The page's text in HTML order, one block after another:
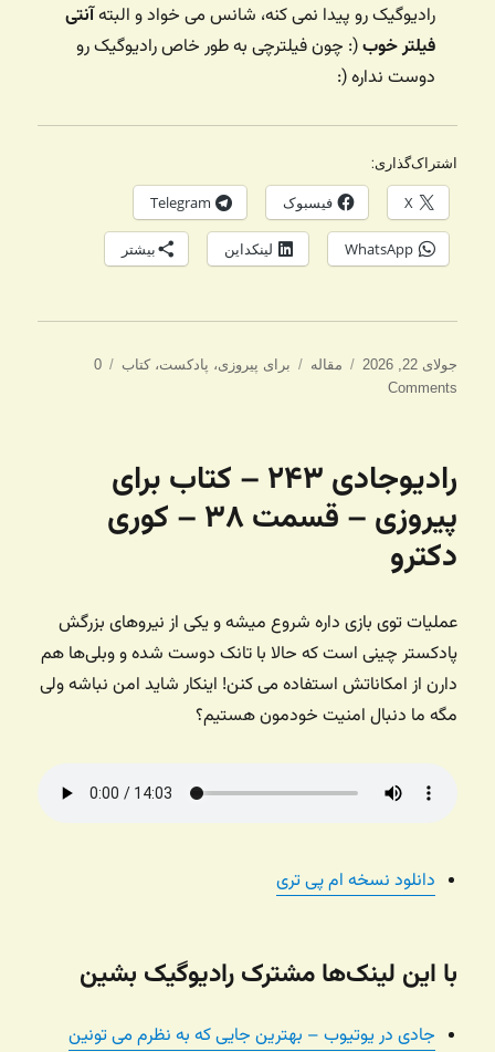
رادیوگیک رو پیدا نمی کنه، شانس می خواد و البتهآنتی
فیلتر خوب(: چون فیلترچی به طور خاص رادیوگیک رو
دوست نداره (:
اشتراک‌گذاری:
X فیسبوک Telegram
WhatsApp لینکداین بیشتر
ارسال
شده
جولای 22, 2026 دسته‌ها
مقاله برچسب‌ها
برای پیروزی، پادکست،کتاب
0
Comments
رادیوجادی ۲۴۳ – کتاب برای
پیروزی – قسمت ۳۸ – کوری
دکترو
عملیات توی بازی داره شروع میشه و یکی از نیروهای بزرگش
پادکستر چینی است که حالا با تانک دوست شده و وبلی‌ها هم
دارن از امکاناتش استفاده می کنن! اینکار شاید امن نباشه ولی
مگه ما دنبال امنیت خودمون هستیم؟
دانلود نسخه ام پی تری
با این لینک‌ها مشترک رادیوگیک بشین
جادی در یوتیوب – بهترین جایی که به نظرم می تونین